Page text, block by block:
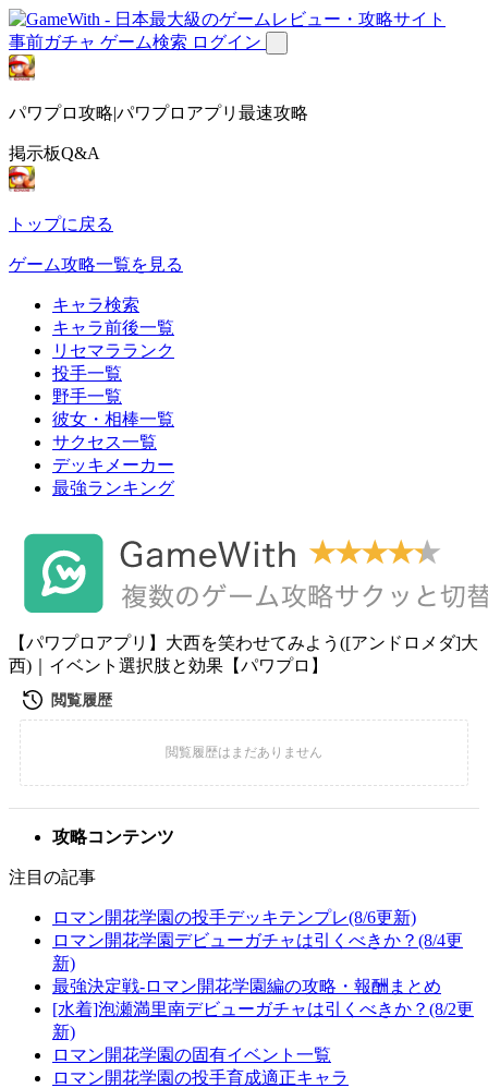
事前ガチャ ゲーム検索 ログイン
パワプロ攻略|パワプロアプリ最速攻略
掲示板Q&A
トップに戻る
ゲーム攻略一覧を見る
キャラ検索
キャラ前後一覧
リセマラランク
投手一覧
野手一覧
彼女・相棒一覧
サクセス一覧
デッキメーカー
最強ランキング
【パワプロアプリ】大西を笑わせてみよう([アンドロメダ]大
西)｜イベント選択肢と効果【パワプロ】
攻略コンテンツ
注目の記事
ロマン開花学園の投手デッキテンプレ(8/6更新)
ロマン開花学園デビューガチャは引くべきか？(8/4更
新)
最強決定戦-ロマン開花学園編の攻略・報酬まとめ
[水着]泡瀬満里南デビューガチャは引くべきか？(8/2更
新)
ロマン開花学園の固有イベント一覧
ロマン開花学園の投手育成適正キャラ